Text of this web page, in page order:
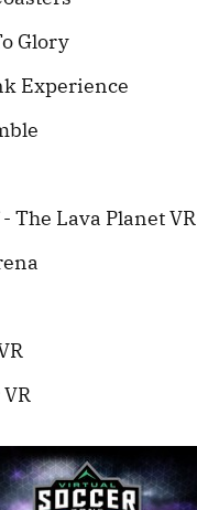
Glory
Experience
The Lava Planet VR